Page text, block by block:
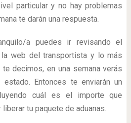
particular y no hay problemas
te darán una respuesta.
a puedes ir revisando el
web del transportista y lo más
decimos, en una semana verás
Entonces te enviarán un
cuál es el importe que
tu paquete de aduanas.